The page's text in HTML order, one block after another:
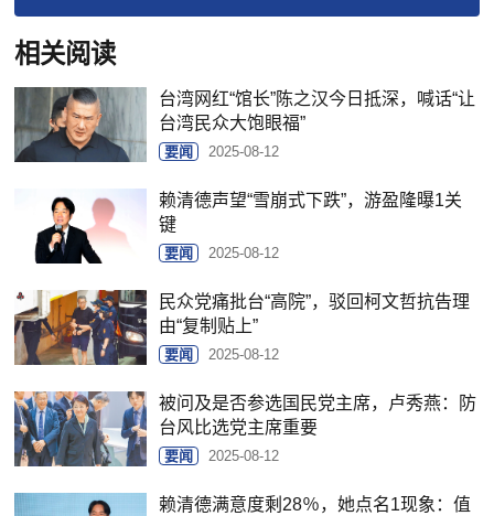
相关阅读
台湾网红“馆长”陈之汉今日抵深，喊话“让
台湾民众大饱眼福”
要闻 2025-08-12
赖清德声望“雪崩式下跌”，游盈隆曝1关
键
要闻 2025-08-12
民众党痛批台“高院”，驳回柯文哲抗告理
由“复制贴上”
要闻 2025-08-12
被问及是否参选国民党主席，卢秀燕：防
台风比选党主席重要
要闻 2025-08-12
赖清德满意度剩28％，她点名1现象：值